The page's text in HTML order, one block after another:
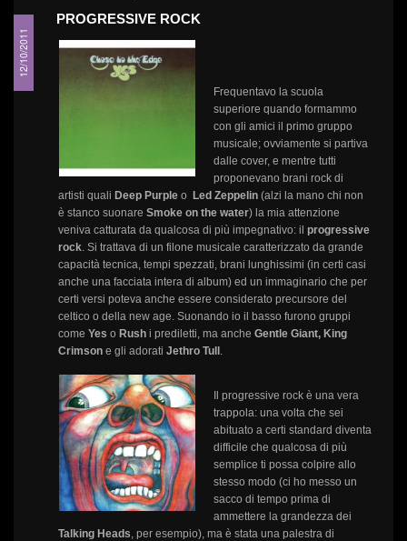
12/10/2011
PROGRESSIVE ROCK
Frequentavo la scuola
superiore quando formammo
con gli amici il primo gruppo
musicale; ovviamente si partiva
dalle cover, e mentre tutti
proponevano brani rock di
artisti quali Deep Purpleo Led Zeppelin (alzi la mano chi non
è stanco suonare Smoke on the water) la mia attenzione
veniva catturata da qualcosa di più impegnativo: il progressive
rock. Si trattava di un filone musicale caratterizzato da grande
capacità tecnica, tempi spezzati, brani lunghissimi (in certi casi
anche una facciata intera di album) ed un immaginario che per
certi versi poteva anche essere considerato precursore del
celtico o della new age. Suonando io il basso furono gruppi
come Yes o Rushi prediletti, ma anche Gentle Giant, King
Crimsone gli adorati Jethro Tull.
Il progressive rock è una vera
trappola: una volta che sei
abituato a certi standard diventa
difficile che qualcosa di più
semplice ti possa colpire allo
stesso modo (ci ho messo un
sacco di tempo prima di
ammettere la grandezza dei
Talking Heads , per esempio), ma è stata una palestra di